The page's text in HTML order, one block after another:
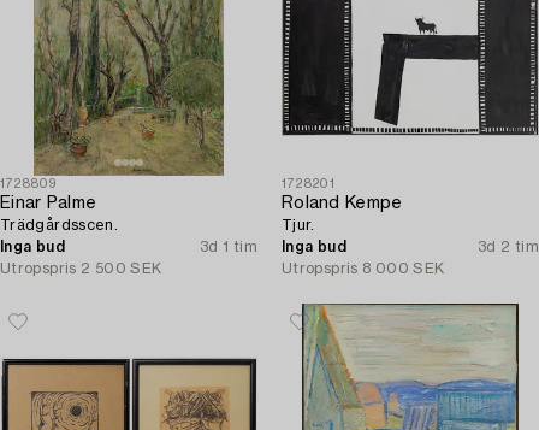
1728809
Einar Palme
Trädgårdsscen.
Inga bud
3d 1 tim
Utropspris 2 500 SEK
1728201
Roland Kempe
Tjur.
Inga bud
3d 2 tim
Utropspris 8 000 SEK